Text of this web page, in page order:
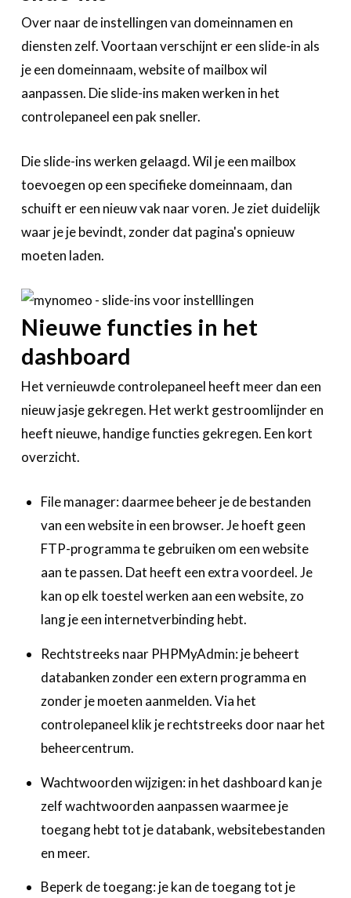
Over naar de instellingen van domeinnamen en
diensten zelf. Voortaan verschijnt er een slide-in als
je een domeinnaam, website of mailbox wil
aanpassen. Die slide-ins maken werken in het
controlepaneel een pak sneller.
Die slide-ins werken gelaagd. Wil je een mailbox
toevoegen op een specifieke domeinnaam, dan
schuift er een nieuw vak naar voren. Je ziet duidelijk
waar je je bevindt, zonder dat pagina's opnieuw
moeten laden.
Nieuwe functies in het
dashboard
Het vernieuwde controlepaneel heeft meer dan een
nieuw jasje gekregen. Het werkt gestroomlijnder en
heeft nieuwe, handige functies gekregen. Een kort
overzicht.
File manager: daarmee beheer je de bestanden
van een website in een browser. Je hoeft geen
FTP-programma te gebruiken om een website
aan te passen. Dat heeft een extra voordeel. Je
kan op elk toestel werken aan een website, zo
lang je een internetverbinding hebt.
Rechtstreeks naar PHPMyAdmin: je beheert
databanken zonder een extern programma en
zonder je moeten aanmelden. Via het
controlepaneel klik je rechtstreeks door naar het
beheercentrum.
Wachtwoorden wijzigen: in het dashboard kan je
zelf wachtwoorden aanpassen waarmee je
toegang hebt tot je databank, websitebestanden
en meer.
Beperk de toegang: je kan de toegang tot je